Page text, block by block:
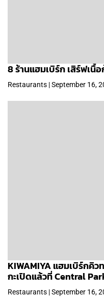
8 ร้านแฮมเบิร์ก เสิร์ฟเนื้
Restaurants | September 16,
KIWAMIYA แฮมเบิร์กคิ
กะเปิดแล้วที่ Central
Restaurants | September 16,